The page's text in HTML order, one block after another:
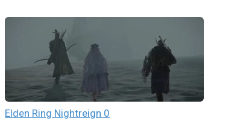
Elden Ring Nightreign 0